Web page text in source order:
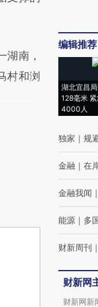
湖南，
村和浏
编辑推荐
湖北宜昌
128毫米
4000人
独家 ｜ 规
金融 ｜ 在
金融我闻 ｜
能源 ｜ 多
财新周刊 ｜
财新网
财新网新